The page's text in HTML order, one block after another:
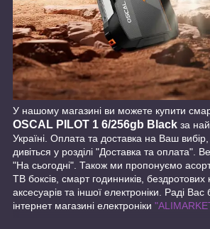
У нашому магазині ви можете купити
OSCAL PILOT 1 6/256gb Black за
Україні. Оплата та доставка на Ваш
дивіться у розділі "Доставка та оплата".
"На сьогодні". Також ми пропонуємо
ТВ боксів, смарт годинників, бездротових
аксесуарів та іншої електроніки. Раді
інтернет магазині електроніки